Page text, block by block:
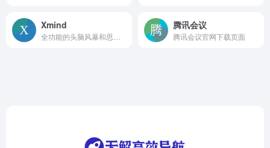
Xmind 腾讯会议
腾讯会议官网下载页面